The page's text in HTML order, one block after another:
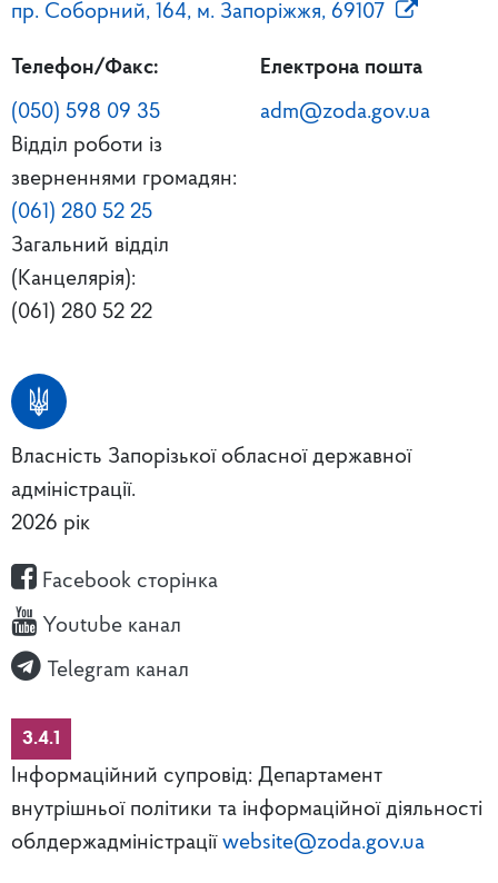
пр. Соборний, 164, м. Запоріжжя, 69107
Телефон/Факс:
(050) 598 09 35
Відділ роботи із
зверненнями громадян:
(061) 280 52 25
Загальний відділ
(Канцелярія):
(061) 280 52 22
Електрона пошта
adm@zoda.gov.ua
Власність Запорізької обласної державної
адміністрації.
2026 рік
Facebook сторінка
Youtube канал
Telegram канал
3.4.1
Інформаційний супровід: Департамент
внутрішньої політики та інформаційної діяльності
облдержадміністрації website@zoda.gov.ua